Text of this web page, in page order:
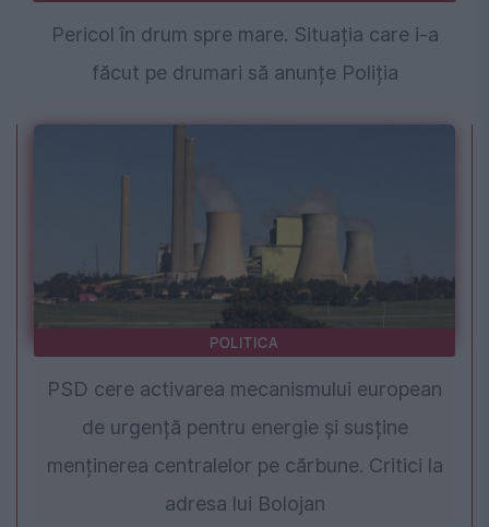
Pericol în drum spre mare. Situația care i-a
făcut pe drumari să anunțe Poliția
POLITICA
PSD cere activarea mecanismului european
de urgență pentru energie și susține
menținerea centralelor pe cărbune. Critici la
adresa lui Bolojan